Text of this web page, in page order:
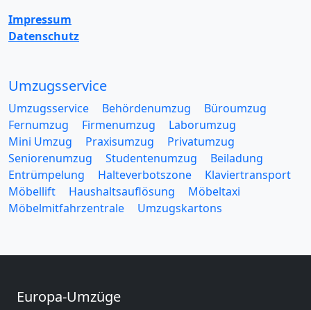
Impressum
Datenschutz
Umzugsservice
Umzugsservice Behördenumzug
Büroumzug
Fernumzug
Firmenumzug
Laborumzug
Mini Umzug
Praxisumzug
Privatumzug
Seniorenumzug
Studentenumzug
Beiladung
Entrümpelung
Halteverbotszone
Klaviertransport
Möbellift
Haushaltsauflösung
Möbeltaxi
Möbelmitfahrzentrale
Umzugskartons
Europa-Umzüge